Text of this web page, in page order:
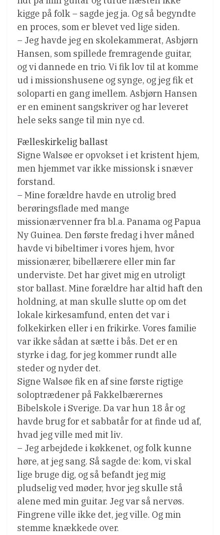
kigge på folk – sagde jeg ja. Og så begyndte
en proces, som er blevet ved lige siden.
– Jeg havde jeg en skolekammerat, Asbjørn
Hansen, som spillede fremragende guitar,
og vi dannede en trio. Vi fik lov til at komme
ud i missionshusene og synge, og jeg fik et
soloparti en gang imellem. Asbjørn Hansen
er en eminent sangskriver og har leveret
hele seks sange til min nye cd.
Fælleskirkelig ballast
Signe Walsøe er opvokset i et kristent hjem,
men hjemmet var ikke missionsk i snæver
forstand.
– Mine forældre havde en utrolig bred
berøringsflade med mange
missionærvenner fra bl.a. Panama og Papua
Ny Guinea. Den første fredag i hver måned
havde vi bibeltimer i vores hjem, hvor
missionærer, bibellærere eller min far
underviste. Det har givet mig en utroligt
stor ballast. Mine forældre har altid haft den
holdning, at man skulle slutte op om det
lokale kirkesamfund, enten det var i
folkekirken eller i en frikirke. Vores familie
var ikke sådan at sætte i bås. Det er en
styrke i dag, for jeg kommer rundt alle
steder og nyder det.
Signe Walsøe fik en af sine første rigtige
soloptrædener på Fakkelbærernes
Bibelskole i Sverige. Da var hun 18 år og
havde brug for et sabbatår for at finde ud af,
hvad jeg ville med mit liv.
– Jeg arbejdede i køkkenet, og folk kunne
høre, at jeg sang. Så sagde de: kom, vi skal
lige bruge dig, og så befandt jeg mig
pludselig ved møder, hvor jeg skulle stå
alene med min guitar. Jeg var så nervøs.
Fingrene ville ikke det, jeg ville. Og min
stemme knækkede over.